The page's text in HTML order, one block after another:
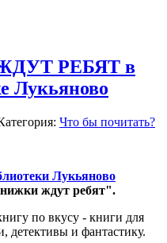
РЕБЯТ в
Лукьяново
Что бы почитать?
Лукьяново
ждут ребят".
по вкусу - книги для
детективы и фантастику.